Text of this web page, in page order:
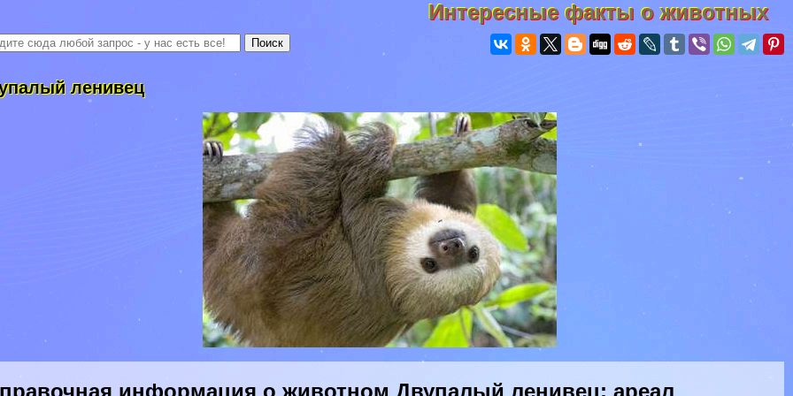
Интересные факты о животных
ленивец